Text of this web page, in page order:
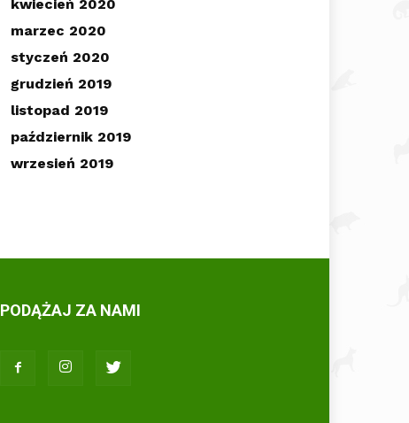
kwiecień 2020
marzec 2020
styczeń 2020
grudzień 2019
listopad 2019
październik 2019
wrzesień 2019
PODĄŻAJ ZA NAMI